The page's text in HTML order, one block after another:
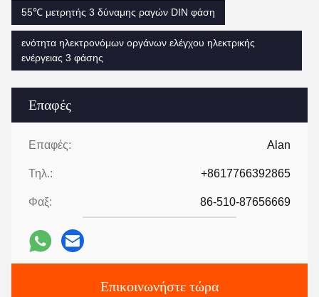
Επαφές
Επαφές: Alan
Τηλ.: +8617766392865
Φαξ: 86-510-87656669
Επικοινωνήστε τώρα
55℃ μετρητής 3 δύναμης ραγών DIN φάση
ενότητα ηλεκτρονόμων οργάνων ελέγχου ηλεκτρικής
ενέργειας 3 φάσης